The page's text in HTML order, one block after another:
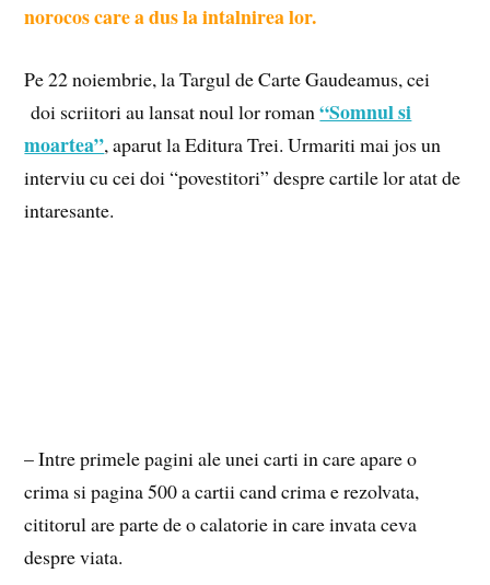
norocos care a dus la intalnirea lor.
Pe 22 noiembrie, la Targul de Carte Gaudeamus, cei
doi scriitori au lansat noul lor roman“Somnul si
moartea”, aparut la Editura Trei. Urmariti mai jos un
interviu cu cei doi “povestitori” despre cartile lor atat de
intaresante.
– Intre primele pagini ale unei carti in care apare o
crima si pagina 500 a cartii cand crima e rezolvata,
cititorul are parte de o calatorie in care invata ceva
despre viata.